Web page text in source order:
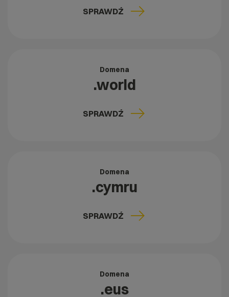
SPRAWDŹ
Domena
.world
SPRAWDŹ
Domena
.cymru
SPRAWDŹ
Domena
.eus